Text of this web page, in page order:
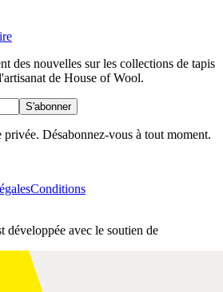
des nouvelles sur les collections de tapis
de House of Wool.
S'abonner
Désabonnez-vous à tout moment.
Conditions
développée avec le soutien de